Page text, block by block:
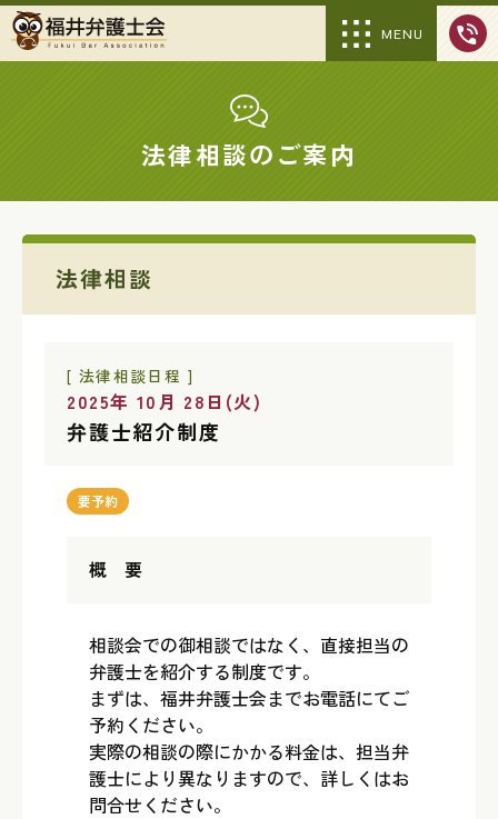
MENU
法律相談のご案内
法律相談
[ 法律相談日程 ]
2025年 10月 28日(火)
弁護士紹介制度
要予約
概 要
相談会での御相談ではなく、直接担当の
弁護士を紹介する制度です。
まずは、福井弁護士会までお電話にてご
予約ください。
実際の相談の際にかかる料金は、担当弁
護士により異なりますので、詳しくはお
問合せください。